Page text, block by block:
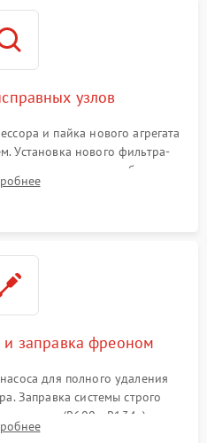
узлов
и пайка нового агрегата
Установка нового фильтра-
вентиляторов обдува,
дверных петель.
заправка фреоном
для полного удаления
Заправка системы строго
(R600a, R134a) по
рабочего давления в системе.